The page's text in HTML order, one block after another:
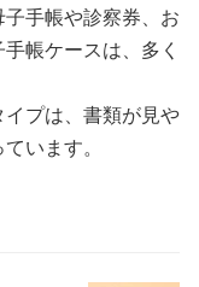
手帳や診察券、お
帳ケースは、多く
プは、書類が見や
います。